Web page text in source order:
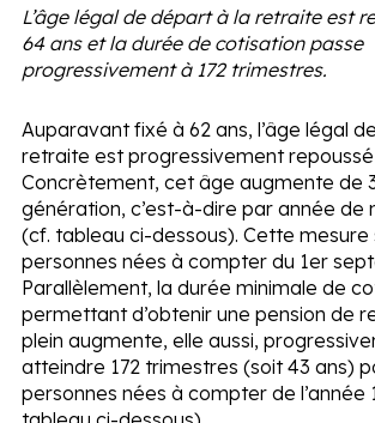
L’âge légal de départ à la retraite est
64 ans et la durée de cotisation passe
progressivement à 172 trimestres.
Auparavant fixé à 62 ans, l’âge légal
retraite est progressivement repoussé
Concrètement, cet âge augmente de
génération, c’est-à-dire par année de
(cf. tableau ci-dessous). Cette mesure
personnes nées à compter du 1er
Parallèlement, la durée minimale de
permettant d’obtenir une pension de
plein augmente, elle aussi,
atteindre 172 trimestres (soit 43 ans)
personnes nées à compter de l’année